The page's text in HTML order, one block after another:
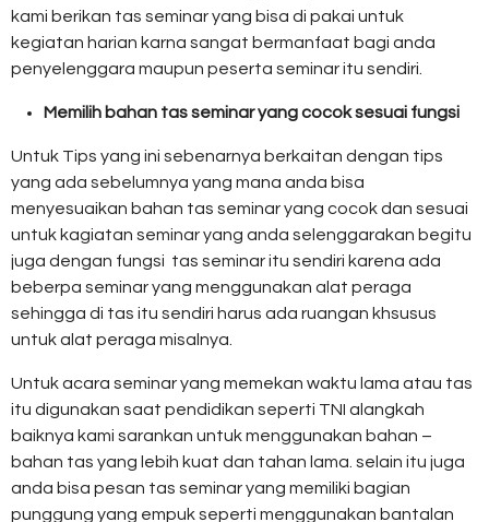
kami berikan tas seminar yang bisa di pakai untuk
kegiatan harian karna sangat bermanfaat bagi anda
penyelenggara maupun peserta seminar itu sendiri.
Memilih bahan tas seminar yang cocok sesuai fungsi
Untuk Tips yang ini sebenarnya berkaitan dengan tips
yang ada sebelumnya yang mana anda bisa
menyesuaikan bahan tas seminar yang cocok dan sesuai
untuk kagiatan seminar yang anda selenggarakan begitu
juga dengan fungsi tas seminar itu sendiri karena ada
beberpa seminar yang menggunakan alat peraga
sehingga di tas itu sendiri harus ada ruangan khsusus
untuk alat peraga misalnya.
Untuk acara seminar yang memekan waktu lama atau tas
itu digunakan saat pendidikan seperti TNI alangkah
baiknya kami sarankan untuk menggunakan bahan –
bahan tas yang lebih kuat dan tahan lama. selain itu juga
anda bisa pesan tas seminar yang memiliki bagian
punggung yang empuk seperti menggunakan bantalan